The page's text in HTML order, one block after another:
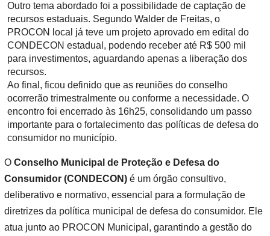
Outro tema abordado foi a possibilidade de captação de
recursos estaduais. Segundo Walder de Freitas, o
PROCON local já teve um projeto aprovado em edital do
CONDECON estadual, podendo receber até R$ 500 mil
para investimentos, aguardando apenas a liberação dos
recursos.
Ao final, ficou definido que as reuniões do conselho
ocorrerão trimestralmente ou conforme a necessidade. O
encontro foi encerrado às 16h25, consolidando um passo
importante para o fortalecimento das políticas de defesa do
consumidor no município.
O Conselho Municipal de Proteção e Defesa do
Consumidor (CONDECON) é um órgão consultivo,
deliberativo e normativo, essencial para a formulação de
diretrizes da política municipal de defesa do consumidor. Ele
atua junto ao PROCON Municipal, garantindo a gestão do